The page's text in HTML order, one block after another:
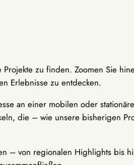
zu finden. Zoomen Sie
Erlebnisse zu entdecken.
an einer mobilen oder
die – wie unsere bisherigen
– von regionalen Highlights bis